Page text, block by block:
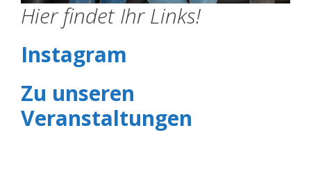
Hier findet Ihr Links!
Instagram
Zu unseren
Veranstaltungen